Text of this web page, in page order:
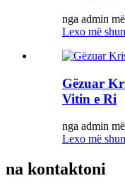
nga admin
Lexo më
Gëzuar
Vitin e Ri
nga admin
Lexo më
na kontaktoni